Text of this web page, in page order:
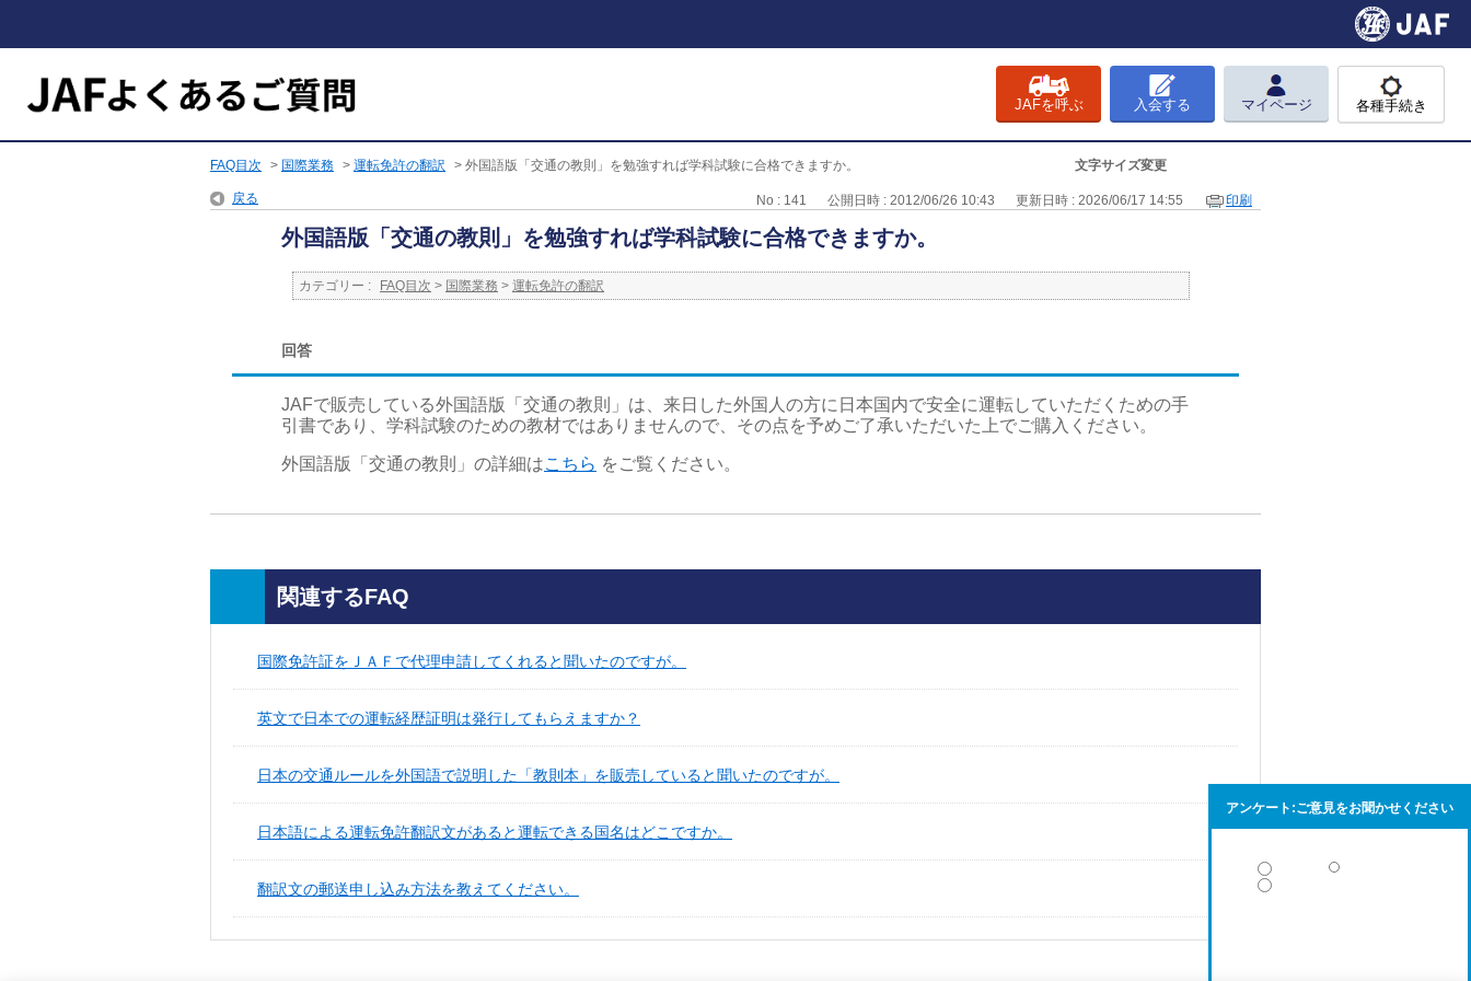
JAFを呼ぶ 入会する マイページ 各種手続き
文字サイズ変更
FAQ目次 > 国際業務 > 運転免許の翻訳 > 外国語版「交通の教則」を勉強すれば学科試験に合格できますか。
戻る No : 141 公開日時 : 2012/06/26 10:43 更新日時 : 2026/06/17 14:55 印刷
外国語版「交通の教則」を勉強すれば学科試験に合格できますか。
カテゴリー : FAQ目次 > 国際業務 > 運転免許の翻訳
回答
JAFで販売している外国語版「交通の教則」は、来日した外国人の方に日本国内で安全に運転していただくための手
引書であり、学科試験のための教材ではありませんので、その点を予めご了承いただいた上でご購入ください。
外国語版「交通の教則」の詳細はこちら をご覧ください。
関連するFAQ
国際免許証をＪＡＦで代理申請してくれると聞いたのですが。
英文で日本での運転経歴証明は発行してもらえますか？
日本の交通ルールを外国語で説明した「教則本」を販売していると聞いたのですが。
日本語による運転免許翻訳文があると運転できる国名はどこですか。
翻訳文の郵送申し込み方法を教えてください。
アンケート:ご意見をお聞かせください